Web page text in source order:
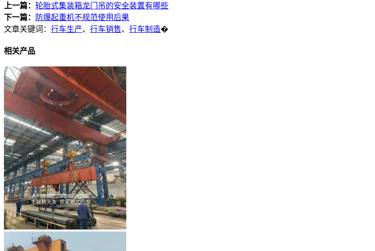
上一篇： 轮胎式集装箱龙门吊的安全装置有哪些
下一篇：
防爆起重机不规范使用后果
文章关键词： 行车生产、 行车销售、 行车制造�
相关产品